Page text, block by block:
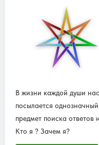
В жизни каждой души
посылается
предмет поиска ответов
Кто я ? Зачем я?